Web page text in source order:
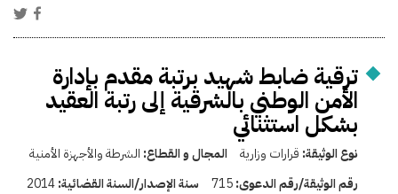
ترقية ضابط شهيد برتبة مقدم بإدارة
الأمن الوطني بالشرقية إلى رتبة العقيد
بشكل استثنائي
نوع الوثيقة: قرارات وزارية المجال و القطاع: الشرطة والأجهزة الأمنية
رقم الوثيقة/رقم الدعوى:715 سنة الإصدار/السنة القضائية:2014